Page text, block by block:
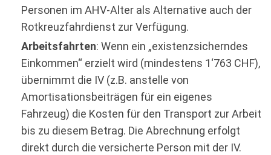
Personen im AHV-Alter als Alternative auch der
Rotkreuzfahrdienst zur Verfügung.
Arbeitsfahrten: Wenn ein „existenzsicherndes
Einkommen“ erzielt wird (mindestens 1‘763 CHF),
übernimmt die IV (z.B. anstelle von
Amortisationsbeiträgen für ein eigenes
Fahrzeug) die Kosten für den Transport zur Arbeit
bis zu diesem Betrag. Die Abrechnung erfolgt
direkt durch die versicherte Person mit der IV.